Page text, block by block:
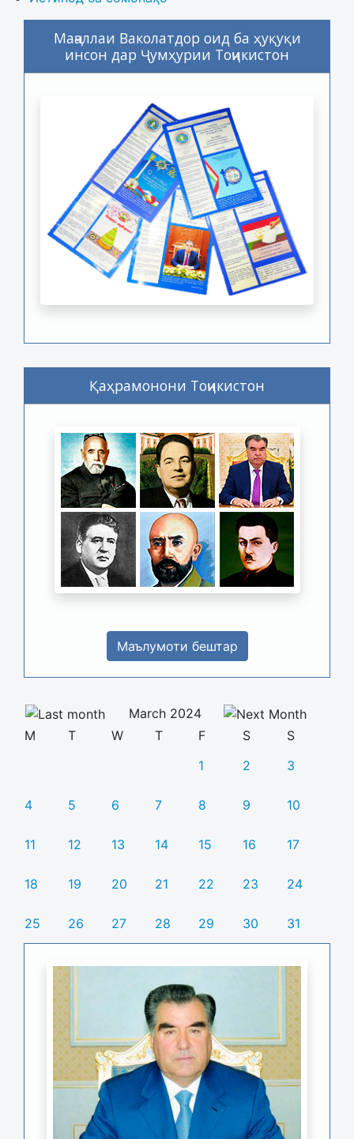
Маҷаллаи Ваколатдор оид ба ҳуқуқи
инсон дар Ҷумҳурии Тоҷикистон
Қаҳрамонони Тоҷикистон
Маълумоти бештар
March 2024
M
T W T F S
S
1
2 3
4 5 6 7 8 9 10
11 12 13 14 15 16 17
18 19 20 21 22 23 24
25 26 27 28 29 30 31